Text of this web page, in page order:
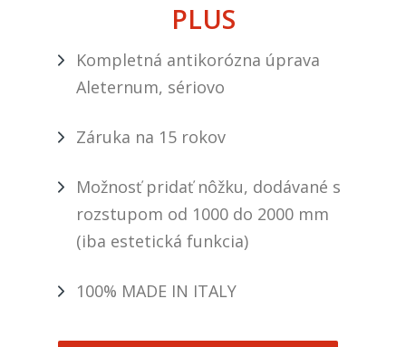
PLUS
Kompletná antikorózna úprava
Aleternum, sériovo
Záruka na 15 rokov
Možnosť pridať nôžku, dodávané s
rozstupom od 1000 do 2000 mm
(iba estetická funkcia)
100% MADE IN ITALY